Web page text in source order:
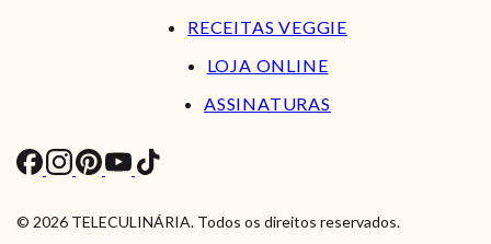
RECEITAS VEGGIE
LOJA ONLINE
ASSINATURAS
© 2026 TELECULINÁRIA. Todos os direitos reservados.